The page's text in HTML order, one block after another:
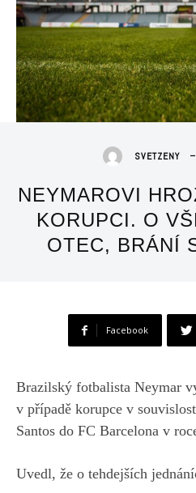
SVETZENY
NEYMAROVI
KORUPCI. O
OTEC, BRÁNÍ
Facebook
Brazilský fotbalista Neymar
v případě korupce v
Santos do FC Barcelona v
Uvedl, že o tehdejších